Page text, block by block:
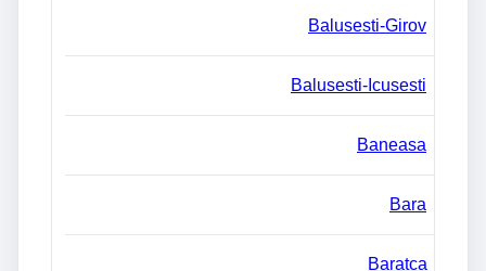
Balusesti-Girov
Balusesti-Icusesti
Baneasa
Bara
Baratca